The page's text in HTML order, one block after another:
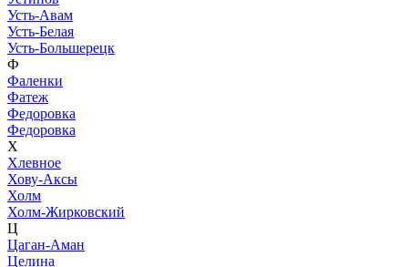
Усть-Авам
Усть-Белая
Усть-Большерецк
Ф
Фаленки
Фатеж
Федоровка
Федоровка
Х
Хлевное
Хову-Аксы
Холм
Холм-Жирковский
Ц
Цаган-Аман
Целина